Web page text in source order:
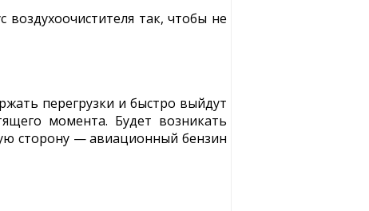
воздухоочистителя так, чтобы не
перегрузки и быстро выйдут
момента. Будет возникать
сторону — авиационный бензин